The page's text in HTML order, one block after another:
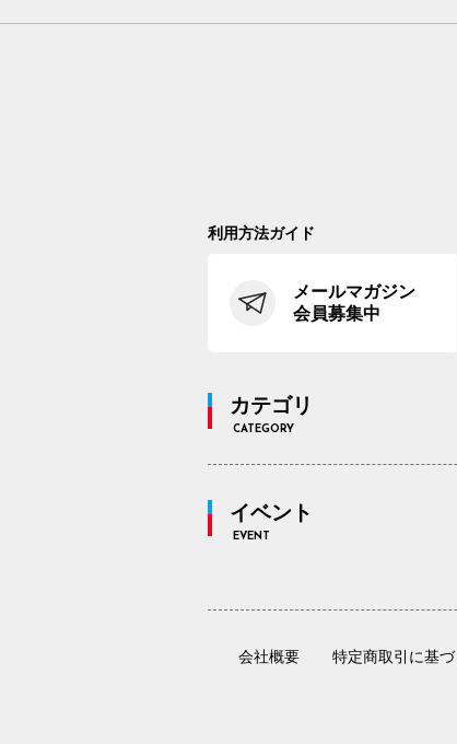
利用方法ガイド
メールマガジン
会員募集中
カテゴリ
CATEGORY
イベント
EVENT
会社概要 特定商取引に基